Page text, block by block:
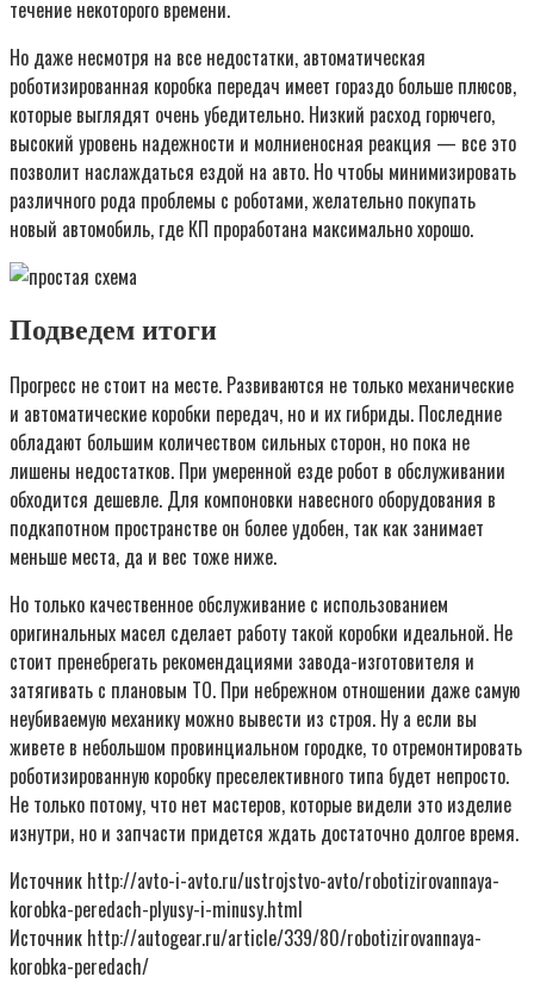
течение некоторого времени.
Но даже несмотря на все недостатки, автоматическая
роботизированная коробка передач имеет гораздо больше плюсов,
которые выглядят очень убедительно. Низкий расход горючего,
высокий уровень надежности и молниеносная реакция — все это
позволит наслаждаться ездой на авто. Но чтобы минимизировать
различного рода проблемы с роботами, желательно покупать
новый автомобиль, где КП проработана максимально хорошо.
Подведем итоги
Прогресс не стоит на месте. Развиваются не только механические
и автоматические коробки передач, но и их гибриды. Последние
обладают большим количеством сильных сторон, но пока не
лишены недостатков. При умеренной езде робот в обслуживании
обходится дешевле. Для компоновки навесного оборудования в
подкапотном пространстве он более удобен, так как занимает
меньше места, да и вес тоже ниже.
Но только качественное обслуживание с использованием
оригинальных масел сделает работу такой коробки идеальной. Не
стоит пренебрегать рекомендациями завода-изготовителя и
затягивать с плановым ТО. При небрежном отношении даже самую
неубиваемую механику можно вывести из строя. Ну а если вы
живете в небольшом провинциальном городке, то отремонтировать
роботизированную коробку преселективного типа будет непросто.
Не только потому, что нет мастеров, которые видели это изделие
изнутри, но и запчасти придется ждать достаточно долгое время.
Источник http://avto-i-avto.ru/ustrojstvo-avto/robotizirovannaya-
korobka-peredach-plyusy-i-minusy.html
Источник http://autogear.ru/article/339/80/robotizirovannaya-
korobka-peredach/